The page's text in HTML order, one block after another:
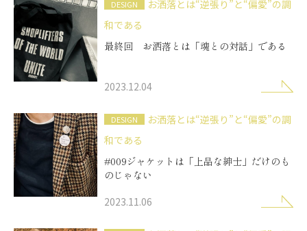
DESIGN
お洒落とは“逆張り”と“偏愛”の調
和である
最終回 お洒落とは「魂との対話」である
2023.12.04
DESIGN
お洒落とは“逆張り”と“偏愛”の調
和である
#009ジャケットは「上品な紳士」だけのも
のじゃない
2023.11.06